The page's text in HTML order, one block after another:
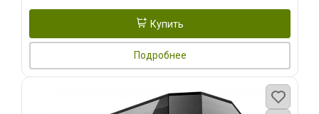
Купить
Подробнее